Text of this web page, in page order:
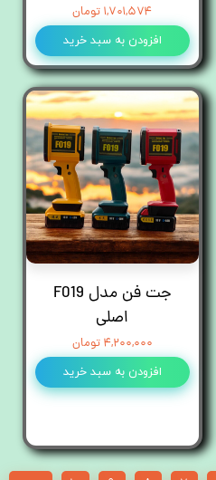
۱,۷۰۱,۵۷۴ تومان
افزودن به سبد خرید
جت فن مدل F019
اصلی
۴,۲۰۰,۰۰۰ تومان
افزودن به سبد خرید